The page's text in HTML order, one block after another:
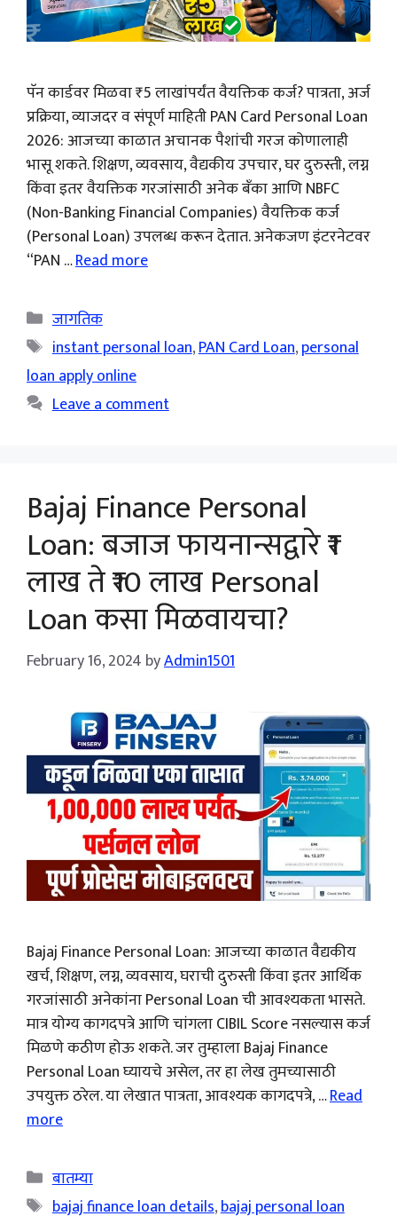
पॅन कार्डवर मिळवा ₹5 लाखांपर्यंत वैयक्तिक कर्ज? पात्रता, अर्ज
प्रक्रिया, व्याजदर व संपूर्ण माहिती PAN Card Personal Loan
2026: आजच्या काळात अचानक पैशांची गरज कोणालाही
भासू शकते. शिक्षण, व्यवसाय, वैद्यकीय उपचार, घर दुरुस्ती, लग्न
किंवा इतर वैयक्तिक गरजांसाठी अनेक बँका आणि NBFC
(Non-Banking Financial Companies) वैयक्तिक कर्ज
(Personal Loan) उपलब्ध करून देतात. अनेकजण इंटरनेटवर
“PAN …Read more
Categories
जागतिक
Tags
instant personal loan,PAN Card Loan,personal
loan apply online
Leave a comment
Bajaj Finance Personal
Loan: बजाज फायनान्सद्वारे ₹1
लाख ते ₹10 लाख Personal
Loan कसा मिळवायचा?
February 16, 2024 byAdmin1501
Bajaj Finance Personal Loan: आजच्या काळात वैद्यकीय
खर्च, शिक्षण, लग्न, व्यवसाय, घराची दुरुस्ती किंवा इतर आर्थिक
गरजांसाठी अनेकांना Personal Loan ची आवश्यकता भासते.
मात्र योग्य कागदपत्रे आणि चांगला CIBIL Score नसल्यास कर्ज
मिळणे कठीण होऊ शकते. जर तुम्हाला Bajaj Finance
Personal Loan घ्यायचे असेल, तर हा लेख तुमच्यासाठी
उपयुक्त ठरेल. या लेखात पात्रता, आवश्यक कागदपत्रे, …Read
more
Categories
बातम्या
Tags
bajaj finance loan details,bajaj personal loan